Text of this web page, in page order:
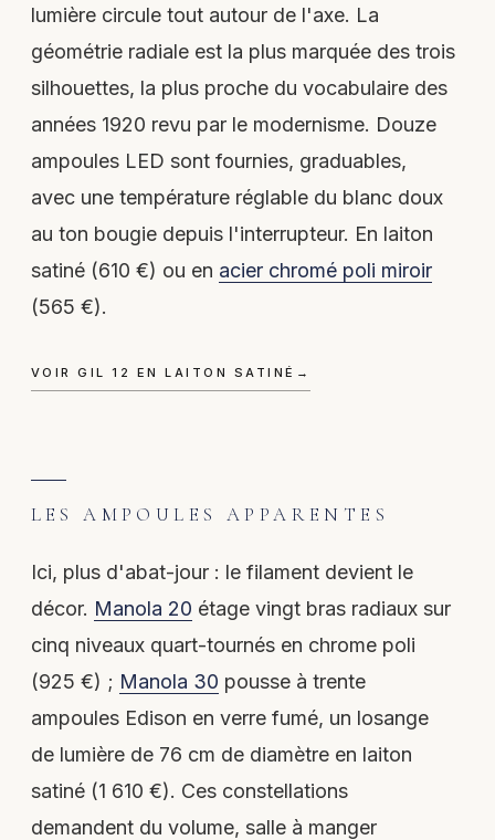
lumière circule tout autour de l'axe. La
géométrie radiale est la plus marquée des trois
silhouettes, la plus proche du vocabulaire des
années 1920 revu par le modernisme. Douze
ampoules LED sont fournies, graduables,
avec une température réglable du blanc doux
au ton bougie depuis l'interrupteur. En laiton
satiné (610 €) ou en acier chromé poli miroir
(565 €).
VOIR GIL 12 EN LAITON SATINÉ →
LES AMPOULES APPARENTES
Ici, plus d'abat-jour : le filament devient le
décor. Manola 20 étage vingt bras radiaux sur
cinq niveaux quart-tournés en chrome poli
(925 €) ; Manola 30 pousse à trente
ampoules Edison en verre fumé, un losange
de lumière de 76 cm de diamètre en laiton
satiné (1 610 €). Ces constellations
demandent du volume, salle à manger